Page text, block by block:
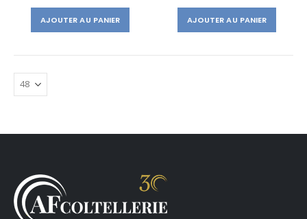
AJOUTER AU PANIER AJOUTER AU PANIER